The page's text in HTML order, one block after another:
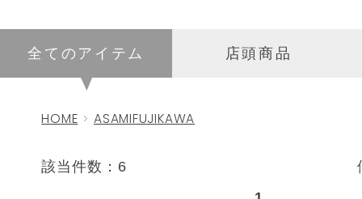
全てのアイテム 店頭商品
HOME ASAMIFUJIKAWA
該当件数：6